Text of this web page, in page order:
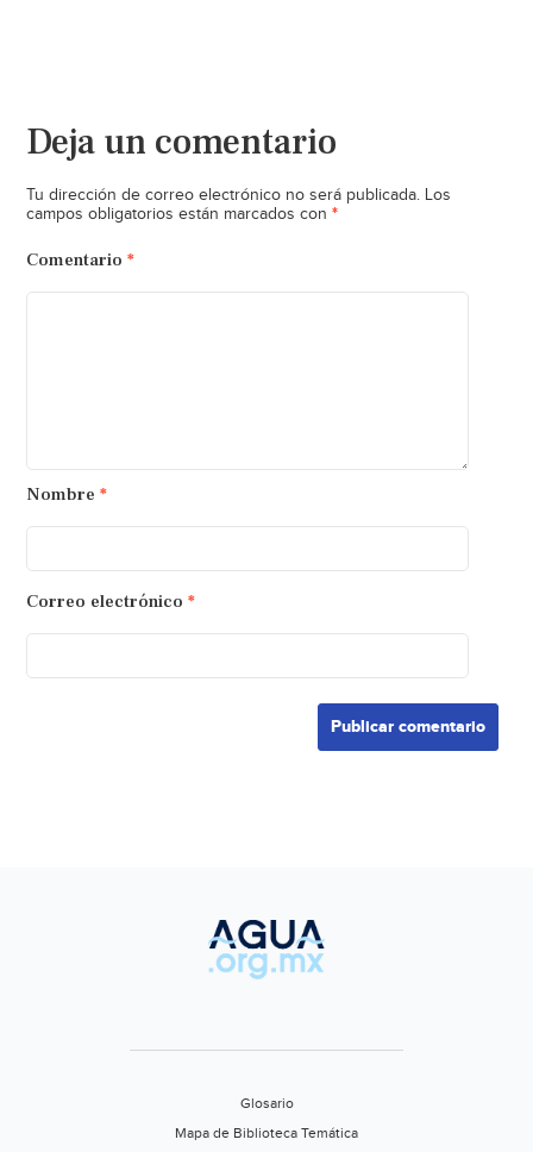
Deja un comentario
Tu dirección de correo electrónico no será publicada. Los
campos obligatorios están marcados con *
Comentario *
Nombre *
Correo electrónico *
Glosario
Mapa de Biblioteca Temática